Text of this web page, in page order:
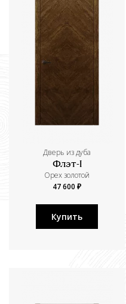
Дверь из дуба
Флэт-I
Орех золотой
47 600 ₽
Купить